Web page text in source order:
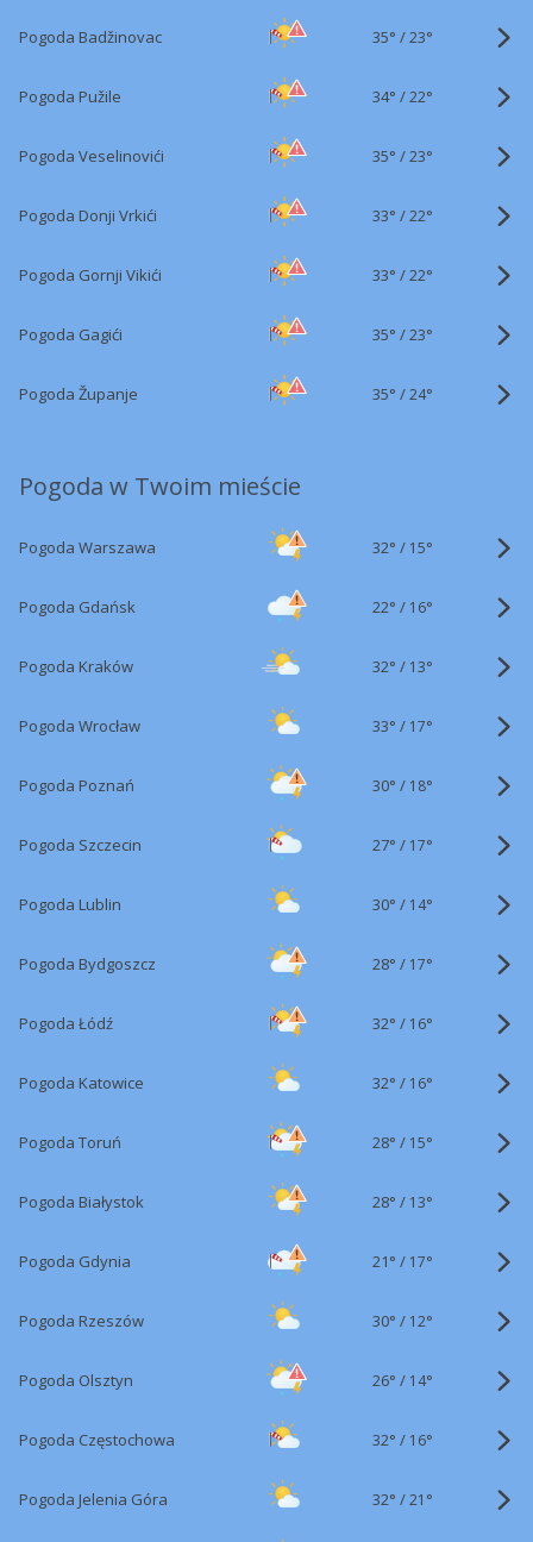
Pogoda Badžinovac 35° /23°
Pogoda Pužile 34° /22°
Pogoda Veselinovići 35° /23°
Pogoda Donji Vrkići 33° /22°
Pogoda Gornji Vikići 33° /22°
Pogoda Gagići 35° /23°
Pogoda Županje 35° /24°
Pogoda w Twoim mieście
Pogoda Warszawa 32° / 15°
Pogoda Gdańsk 22° / 16°
Pogoda Kraków 32° / 13°
Pogoda Wrocław 33° / 17°
Pogoda Poznań 30° / 18°
Pogoda Szczecin 27° / 17°
Pogoda Lublin 30° / 14°
Pogoda Bydgoszcz 28° / 17°
Pogoda Łódź 32° / 16°
Pogoda Katowice 32° / 16°
Pogoda Toruń 28° / 15°
Pogoda Białystok 28° / 13°
Pogoda Gdynia 21° / 17°
Pogoda Rzeszów 30° / 12°
Pogoda Olsztyn 26° / 14°
Pogoda Częstochowa 32° / 16°
Pogoda Jelenia Góra 32° /21°